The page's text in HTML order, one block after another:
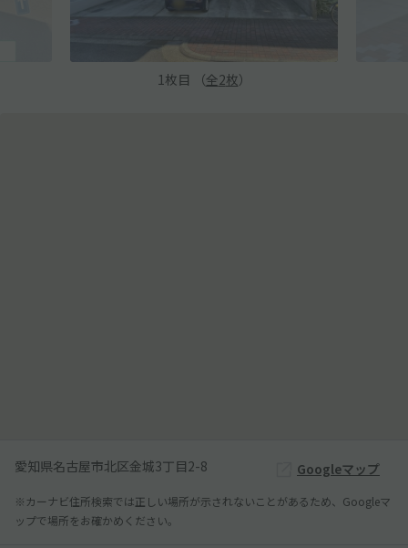
1 枚目 （全2枚）
愛知県名古屋市北区金城3丁目2-8 Googleマップ
※カーナビ住所検索では正しい場所が示されないことがあるため、Googleマ
ップで場所をお確かめください。